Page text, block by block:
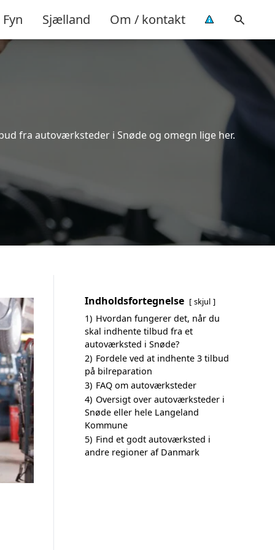
Fyn Sjælland Om / kontakt
fra autoværksteder i Snøde og omegn lige her.
Indholdsfortegnelse skjul
1) Hvordan fungerer det, når du
skal indhente tilbud fra et
autoværksted i Snøde?
2) Fordele ved at indhente 3 tilbud
på bilreparation
3) FAQ om autoværksteder
4) Oversigt over autoværksteder i
Snøde eller hele Langeland
Kommune
5) Find et godt autoværksted i
andre regioner af Danmark